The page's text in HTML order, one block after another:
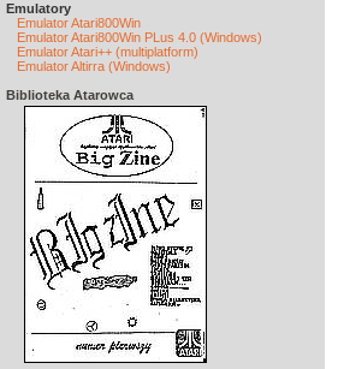
Emulatory
Emulator Atari800Win
Emulator Atari800Win PLus 4.0 (Windows)
Emulator Atari++ (multiplatform)
Emulator Altirra (Windows)
Biblioteka Atarowca